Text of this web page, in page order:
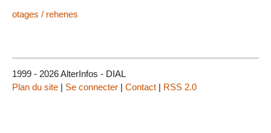
otages / rehenes
1999 - 2026 AlterInfos - DIAL
Plan du site | Se connecter | Contact | RSS 2.0